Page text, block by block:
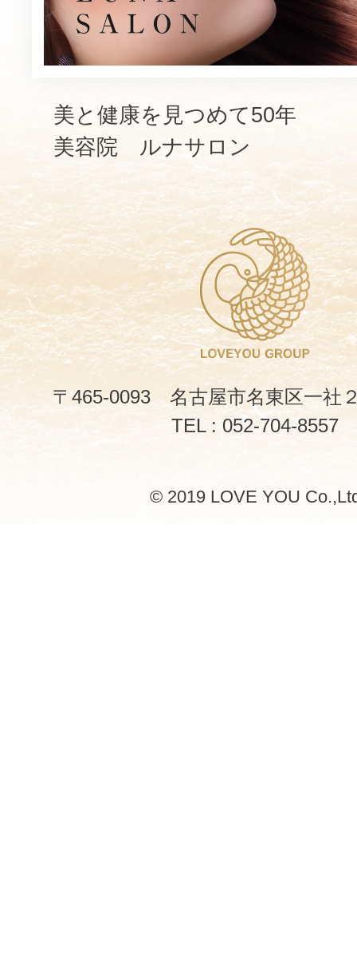
美と健康を見つめて50年
美容院 ルナサロン
〒465-0093 名古屋市名東区一社
TEL : 052-704-8557
© 2019 LOVE YOU